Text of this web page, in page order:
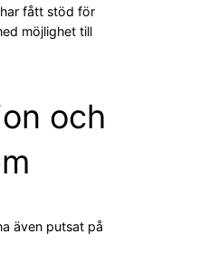
har fått stöd för
möjlighet till
och
även putsat på